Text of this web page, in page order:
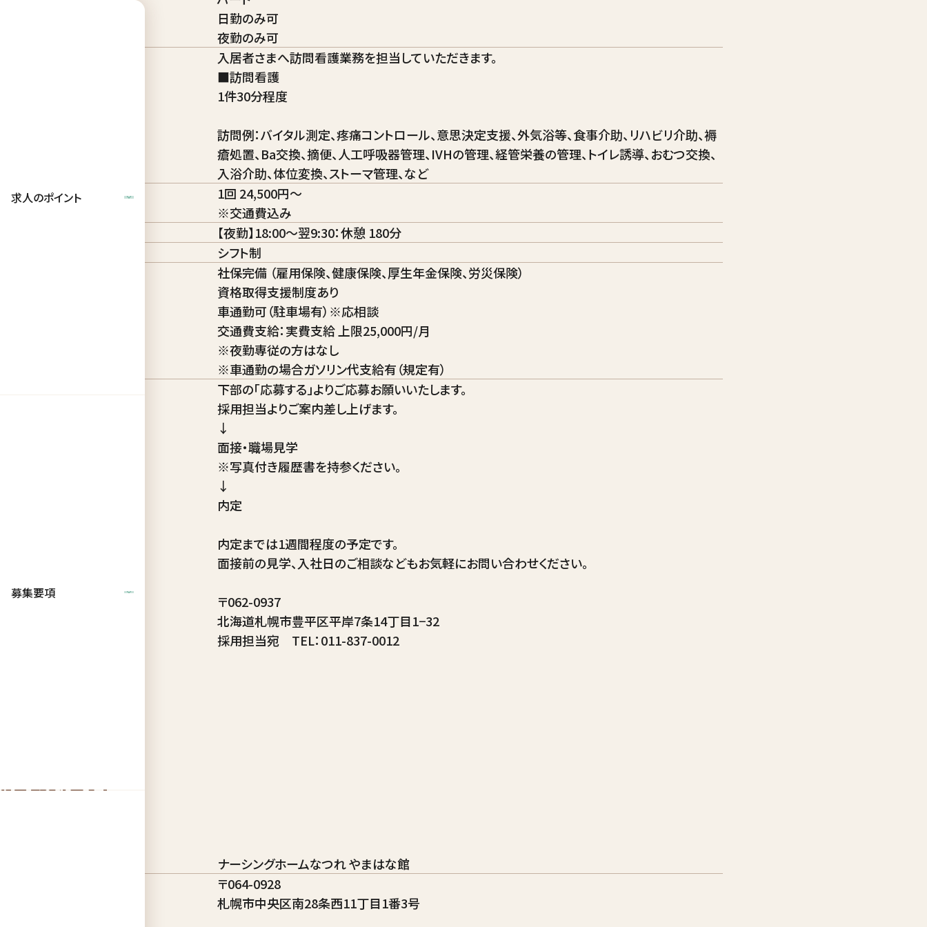
求人のポイント
募集要項
日勤のみ可
夜勤のみ可
入居者さまへ訪問看護業務を担当していただきます。
■訪問看護
1件30分程度
訪問例：バイタル測定、疼痛コントロール、意思決定支援、外気浴等、食事介助、リハビリ介助、褥
瘡処置、Ba交換、摘便、人工呼吸器管理、IVHの管理、経管栄養の管理、トイレ誘導、おむつ交換、
入浴介助、体位変換、ストーマ管理、など
給与
1回 24,500円～
※交通費込み
【夜勤】18:00～翌9:30：休憩 180分
シフト制
社保完備 （雇用保険、健康保険、厚生年金保険、労災保険）
資格取得支援制度あり
車通勤可（駐車場有）※応相談
交通費支給：実費支給 上限25,000円/月
※夜勤専従の方はなし
※車通勤の場合ガソリン代支給有（規定有）
下部の「応募する」よりご応募お願いいたします。
採用担当よりご案内差し上げます。
↓
面接・職場見学
※写真付き履歴書を持参ください。
↓
内定
内定までは1週間程度の予定です。
面接前の見学、入社日のご相談などもお気軽にお問い合わせください。
〒062-0937
北海道札幌市豊平区平岸7条14丁目1−32
採用担当宛 TEL：011-837-0012
ナーシングホームなつれ やまはな館
〒064-0928
札幌市中央区南28条西11丁目1番3号